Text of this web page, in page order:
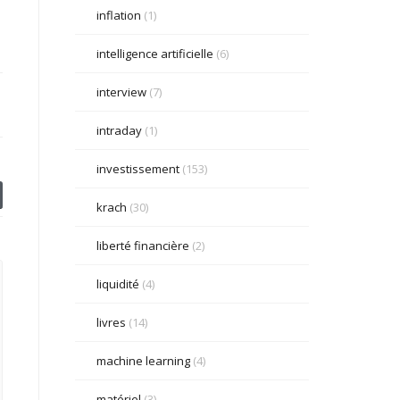
inflation (1)
intelligence artificielle (6)
interview(7)
intraday(1)
investissement(153)
krach (30)
liberté financière (2)
liquidité (4)
livres (14)
machine learning(4)